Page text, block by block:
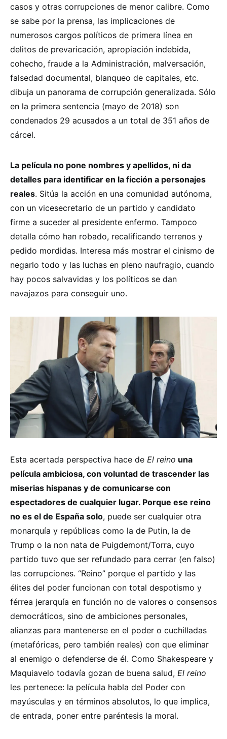
casos y otras corrupciones de menor calibre. Como
se sabe por la prensa, las implicaciones de
numerosos cargos políticos de primera línea en
delitos de prevaricación, apropiación indebida,
cohecho, fraude a la Administración, malversación,
falsedad documental, blanqueo de capitales, etc.
dibuja un panorama de corrupción generalizada. Sólo
en la primera sentencia (mayo de 2018) son
condenados 29 acusados a un total de 351 años de
cárcel.
La película no pone nombres y apellidos, ni da
detalles para identificar en la ficción a personajes
reales. Sitúa la acción en una comunidad autónoma,
con un vicesecretario de un partido y candidato
firme a suceder al presidente enfermo. Tampoco
detalla cómo han robado, recalificando terrenos y
pedido mordidas. Interesa más mostrar el cinismo de
negarlo todo y las luchas en pleno naufragio, cuando
hay pocos salvavidas y los políticos se dan
navajazos para conseguir uno.
Esta acertada perspectiva hace de El reino una
película ambiciosa, con voluntad de trascender las
miserias hispanas y de comunicarse con
espectadores de cualquier lugar. Porque ese reino
no es el de España solo, puede ser cualquier otra
monarquía y repúblicas como la de Putin, la de
Trump o la non nata de Puigdemont/Torra, cuyo
partido tuvo que ser refundado para cerrar (en falso)
las corrupciones. “Reino” porque el partido y las
élites del poder funcionan con total despotismo y
férrea jerarquía en función no de valores o consensos
democráticos, sino de ambiciones personales,
alianzas para mantenerse en el poder o cuchilladas
(metafóricas, pero también reales) con que eliminar
al enemigo o defenderse de él. Como Shakespeare y
Maquiavelo todavía gozan de buena salud, El reino
les pertenece: la película habla del Poder con
mayúsculas y en términos absolutos, lo que implica,
de entrada, poner entre paréntesis la moral.